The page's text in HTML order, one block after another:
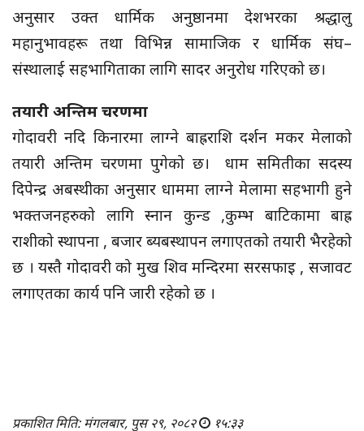
अनुसार उक्त धार्मिक अनुष्ठानमा देशभरका श्रद्धालु
महानुभावहरू तथा विभिन्न सामाजिक र धार्मिक संघ–
संस्थालाई सहभागिताका लागि सादर अनुरोध गरिएको छ।
तयारी अन्तिम चरणमा
गोदावरी नदि किनारमा लाग्ने बाह्रराशि दर्शन मकर मेलाको
तयारी अन्तिम चरणमा पुगेको छ। धाम समितीका सदस्य
दिपेन्द्र अबस्थीका अनुसार धाममा लाग्ने मेलामा सहभागी हुने
भक्तजनहरुको लागि स्नान कुन्ड ,कुम्भ बाटिकामा बाह्र
राशीको स्थापना , बजार ब्यबस्थापन लगाएतको तयारी भैरहेको
छ । यस्तै गोदावरी को मुख शिव मन्दिरमा सरसफाइ , सजावट
लगाएतका कार्य पनि जारी रहेको छ ।
प्रकाशित मिति: मंगलबार, पुस २९, २०८२ १५:३३